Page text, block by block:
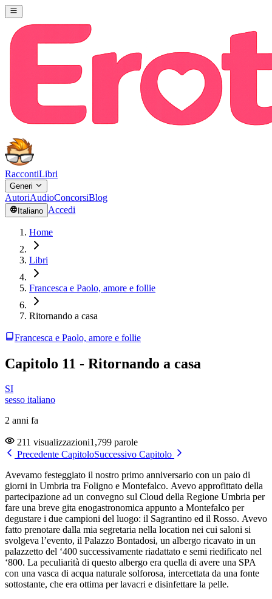
RaccontiLibri
Generi
AutoriAudioConcorsiBlog
Italiano Accedi
Home
Libri
Francesca e Paolo, amore e follie
Ritornando a casa
Francesca e Paolo, amore e follie
Capitolo 11 - Ritornando a casa
SI
sesso italiano
2 anni fa
211 visualizzazioni1,799 parole
Precedente CapitoloSuccessivo Capitolo
Avevamo festeggiato il nostro primo anniversario con un paio di
giorni in Umbria tra Foligno e Montefalco. Avevo approfittato della
partecipazione ad un convegno sul Cloud della Regione Umbria per
fare una breve gita enogastronomica appunto a Montefalco per
degustare i due campioni del luogo: il Sagrantino ed il Rosso. Avevo
fatto prenotare dalla mia segretaria nella location nei cui saloni si
svolgeva l’evento, il Palazzo Bontadosi, un albergo ricavato in un
palazzetto del ‘400 successivamente riadattato e semi riedificato nel
‘800. La peculiarità di questo albergo era quella di avere una SPA
con una vasca di acqua naturale solforosa, intercettata da una fonte
sottostante, che era ottima per lavacri e disinfettare la pelle.